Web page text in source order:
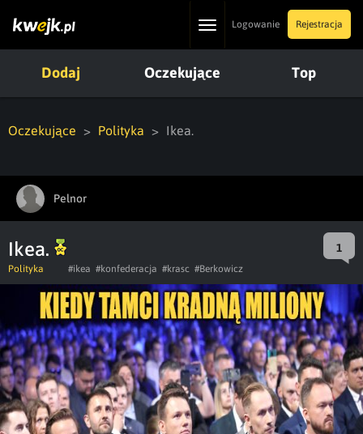
ToggleLogowanie Rejestracja
Dodaj Oczekujące Top
Oczekujące Polityka Ikea.
Pelnor
Ikea. 1
Polityka #ikea #konfederacja #krasc #Berkowicz